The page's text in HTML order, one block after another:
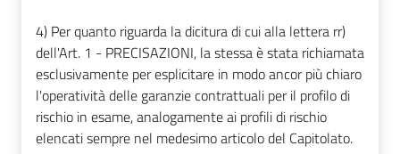
4) Per quanto riguarda la dicitura di cui alla lettera rr)
dell'Art. 1 - PRECISAZIONI, la stessa è stata richiamata
esclusivamente per esplicitare in modo ancor più chiaro
l'operatività delle garanzie contrattuali per il profilo di
rischio in esame, analogamente ai profili di rischio
elencati sempre nel medesimo articolo del Capitolato.